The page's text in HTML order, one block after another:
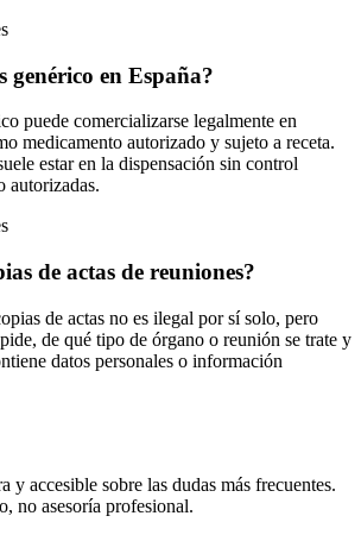
genérico en España?
puede comercializarse legalmente en
medicamento autorizado y sujeto a receta.
estar en la dispensación sin control
autorizadas.
de actas de reuniones?
de actas no es ilegal por sí solo, pero
de qué tipo de órgano o reunión se trate y
datos personales o información
y accesible sobre las dudas más frecuentes.
no asesoría profesional.